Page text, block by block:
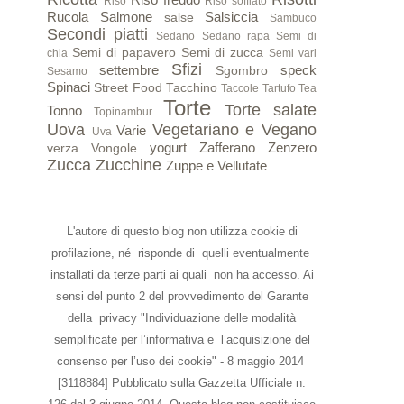
Rucola Salmone salse Salsiccia Sambuco
Secondi piatti Sedano Sedano rapa Semi di
chia Semi di papavero Semi di zucca Semi vari
Sesamo
settembre Sfizi Sgombro
speck
Spinaci Street Food Tacchino Taccole Tartufo Tea
Tonno Topinambur Torte
Torte salate
Uova
Uva Varie Vegetariano e Vegano
verza Vongole yogurt Zafferano Zenzero
Zucca Zucchine Zuppe e Vellutate
L'autore di questo blog non utilizza cookie di
profilazione, né risponde di quelli eventualmente
installati da terze parti ai quali non ha accesso. Ai
sensi del punto 2 del provvedimento del Garante
della privacy "Individuazione delle modalità
semplificate per l’informativa e l’acquisizione del
consenso per l’uso dei cookie" - 8 maggio 2014
[3118884] Pubblicato sulla Gazzetta Ufficiale n.